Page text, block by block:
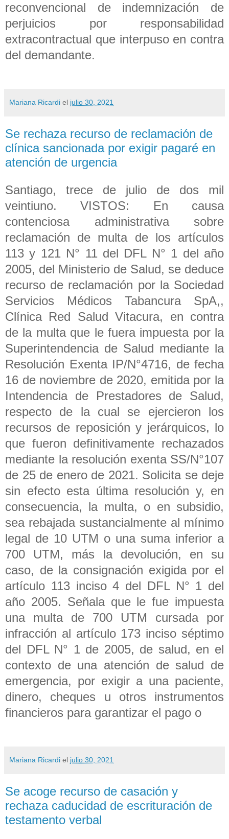
reconvencional de indemnización de
perjuicios por responsabilidad
extracontractual que interpuso en contra
del demandante.
Mariana Ricardi el julio 30, 2021
Se rechaza recurso de reclamación de
clínica sancionada por exigir pagaré en
atención de urgencia
Santiago, trece de julio de dos mil
veintiuno. VISTOS: En causa
contenciosa administrativa sobre
reclamación de multa de los artículos
113 y 121 N° 11 del DFL N° 1 del año
2005, del Ministerio de Salud, se deduce
recurso de reclamación por la Sociedad
Servicios Médicos Tabancura SpA,,
Clínica Red Salud Vitacura, en contra
de la multa que le fuera impuesta por la
Superintendencia de Salud mediante la
Resolución Exenta IP/N°4716, de fecha
16 de noviembre de 2020, emitida por la
Intendencia de Prestadores de Salud,
respecto de la cual se ejercieron los
recursos de reposición y jerárquicos, lo
que fueron definitivamente rechazados
mediante la resolución exenta SS/N°107
de 25 de enero de 2021. Solicita se deje
sin efecto esta última resolución y, en
consecuencia, la multa, o en subsidio,
sea rebajada sustancialmente al mínimo
legal de 10 UTM o una suma inferior a
700 UTM, más la devolución, en su
caso, de la consignación exigida por el
artículo 113 inciso 4 del DFL N° 1 del
año 2005. Señala que le fue impuesta
una multa de 700 UTM cursada por
infracción al artículo 173 inciso séptimo
del DFL N° 1 de 2005, de salud, en el
contexto de una atención de salud de
emergencia, por exigir a una paciente,
dinero, cheques u otros instrumentos
financieros para garantizar el pago o
Mariana Ricardi el julio 30, 2021
Se acoge recurso de casación y
rechaza caducidad de escrituración de
testamento verbal